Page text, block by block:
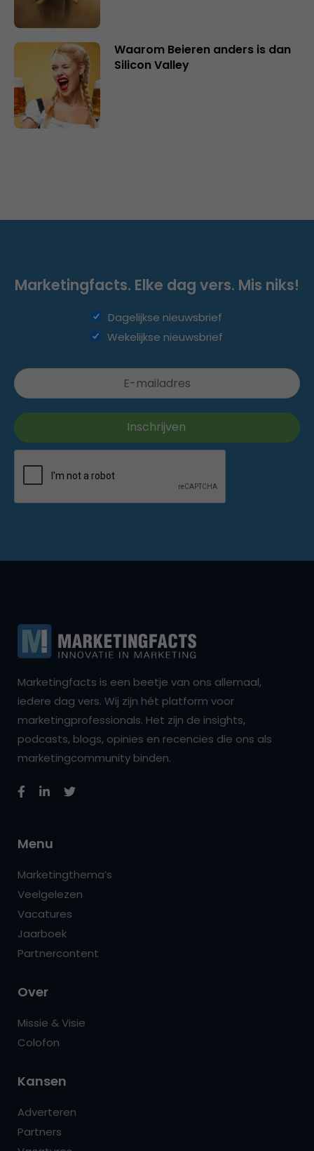
Waarom Beieren anders is dan
Silicon Valley
Marketingfacts. Elke dag vers. Mis niks!
Dagelijkse nieuwsbrief
Wekelijkse nieuwsbrief
Marketingfacts is een beetje van ons allemaal,
iedere dag vers. Wij zijn hét platform voor
marketingprofessionals. Het zijn de insights,
podcasts, blogs, opinies en recencies die ons als
marketingcommunity binden.
Menu
Marketingthema’s
Veelgelezen
Vacatures
Jaarboek
Partnercontent
Over
Missie & Visie
Colofon
Kansen
Adverteren
Partners